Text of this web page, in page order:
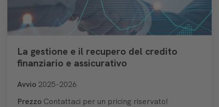
La gestione e il recupero del credito
finanziario e assicurativo
Avvio 2025-2026
Prezzo Contattaci per un pricing riservato!